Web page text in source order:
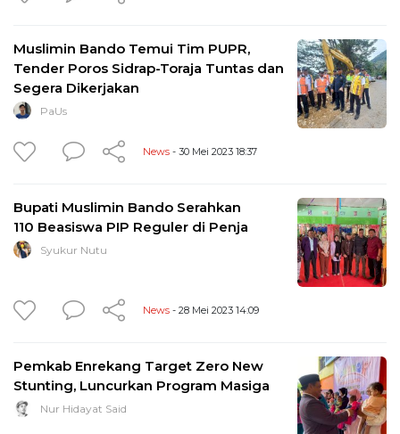
Muslimin Bando Temui Tim PUPR,
Tender Poros Sidrap-Toraja Tuntas dan
Segera Dikerjakan
PaUs
News - 30 Mei 2023 18:37
Bupati Muslimin Bando Serahkan
110 Beasiswa PIP Reguler di Penja
Syukur Nutu
News - 28 Mei 2023 14:09
Pemkab Enrekang Target Zero New
Stunting, Luncurkan Program Masiga
Nur Hidayat Said